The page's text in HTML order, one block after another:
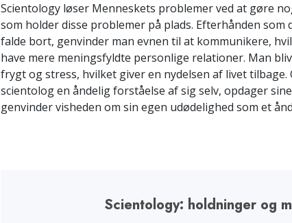
Mød en scientolog
Indenfor i en Kirke
De grundlæggende principper
i Scientology
En introduktion til Dianetics
Succes
Scientology løser Menneskets problemer ved at gøre
som holder disse problemer på plads. Efterhånden
falde bort, genvinder man evnen til at kommunikere,
have mere meningsfyldte personlige relationer. Man
frygt og stress, hvilket giver en nydelsen af livet
scientolog en åndelig forståelse af sig selv, opdager
genvinder visheden om sin egen udødelighed som et
Scientology: holdninger og